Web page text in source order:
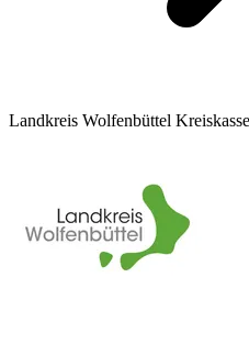
Landkreis Wolfenbüttel